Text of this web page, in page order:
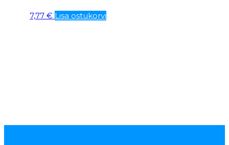
7,77 € Lisa ostukorvi